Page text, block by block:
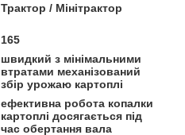
Трактор / Мінітрактор
165
швидкий з мінімальними
втратами механізований
збір урожаю картоплі
ефективна робота копалки
картоплі досягається під
час обертання вала